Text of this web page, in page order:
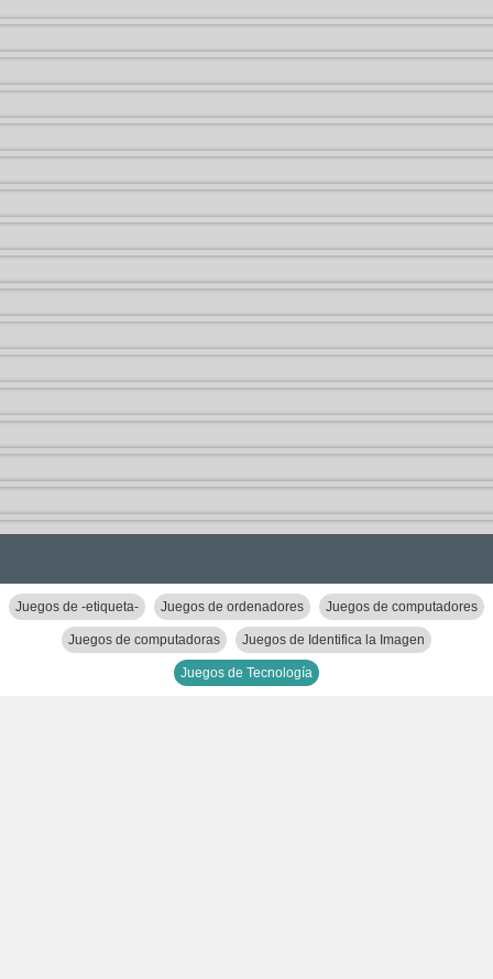
Juegos de -etiqueta- Juegos de ordenadores Juegos de computadores
Juegos de computadoras Juegos de Identifica la Imagen
Juegos de Tecnología